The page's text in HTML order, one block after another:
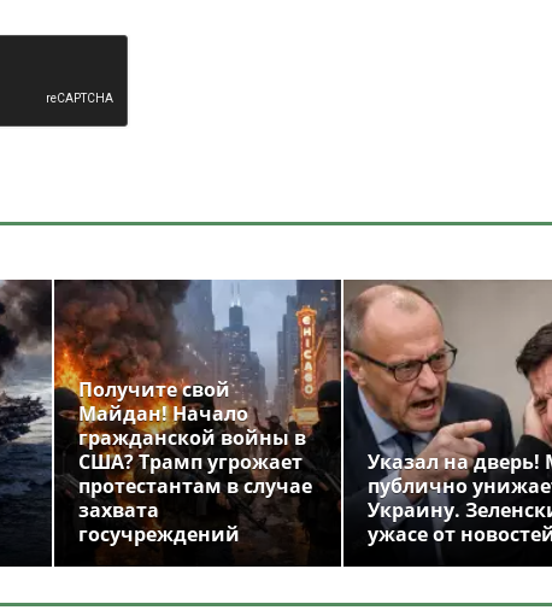
Получите свой
Майдан! Начало
гражданской войны в
США? Трамп угрожает
протестантам в случае
захвата
госучреждений
Указал на дверь!
публично
Украину.
ужасе от